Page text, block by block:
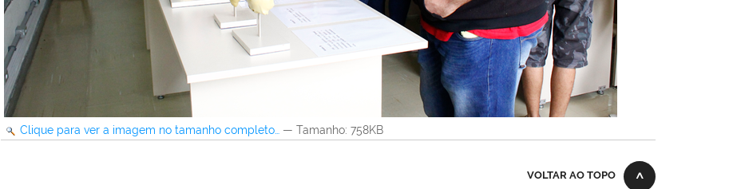
Clique para ver a imagem no tamanho completo… — Tamanho: 758KB
VOLTAR AO TOPO